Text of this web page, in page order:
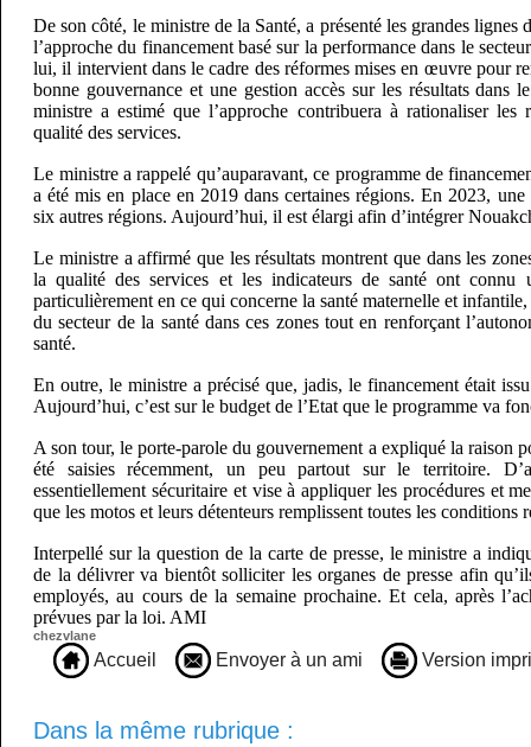
De son côté, le ministre de la Santé, a présenté les grandes lignes
l’approche du financement basé sur la performance dans le
lui, il intervient dans le cadre des réformes mises en œuvre pour
bonne gouvernance et une gestion accès sur les résultats dans
ministre a estimé que l’approche contribuera à rationaliser les
qualité des services.
Le ministre a rappelé qu’auparavant, ce programme de
a été mis en place en 2019 dans certaines régions. En 2023, une
six autres régions. Aujourd’hui, il est élargi afin d’intégrer
Le ministre a affirmé que les résultats montrent que dans les
la qualité des services et les indicateurs de santé ont connu
particulièrement en ce qui concerne la santé maternelle et
du secteur de la santé dans ces zones tout en renforçant
santé.
En outre, le ministre a précisé que, jadis, le financement était
Aujourd’hui, c’est sur le budget de l’Etat que le programme va
A son tour, le porte-parole du gouvernement a expliqué la raison
été saisies récemment, un peu partout sur le territoire.
essentiellement sécuritaire et vise à appliquer les procédures et
que les motos et leurs détenteurs remplissent toutes les conditions
Interpellé sur la question de la carte de presse, le ministre a
de la délivrer va bientôt solliciter les organes de presse afin
employés, au cours de la semaine prochaine. Et cela, après
prévues par la loi. AMI
chezvlane
Accueil Envoyer à un ami Version
Dans la même rubrique :